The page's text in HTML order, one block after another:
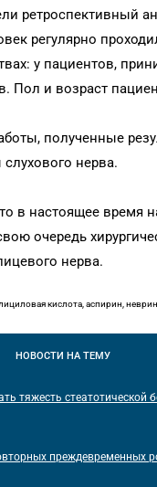
ретроспективный
регулярно
у пациентов,
Пол и возраст
полученные
нерва.
в настоящее время
очередь
нерва.
кислота, аспирин,
НОВОСТИ НА ТЕМУ
тяжесть стеатотической
преждевременных